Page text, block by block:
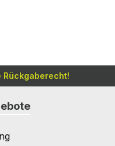
Rückgaberecht!